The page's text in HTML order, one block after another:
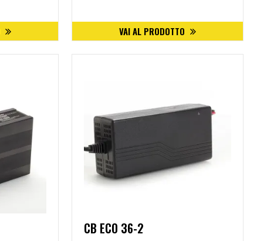
VAI AL PRODOTTO
CB ECO 36-2